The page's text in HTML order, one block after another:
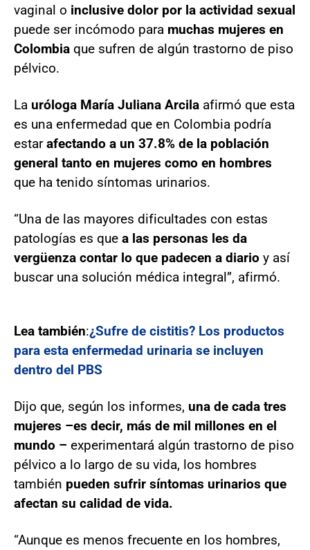
vaginal o inclusive dolor por la actividad sexual
puede ser incómodo para muchas mujeres en
Colombia que sufren de algún trastorno de piso
pélvico.
La uróloga María Juliana Arcila afirmó que esta
es una enfermedad que en Colombia podría
estarafectando a un 37.8% de la población
general tanto en mujeres como en hombres
que ha tenido síntomas urinarios.
“Una de las mayores dificultades con estas
patologías es que a las personas les da
vergüenza contar lo que padecen a diario y así
buscar una solución médica integral”, afirmó.
Lea también:¿Sufre de cistitis? Los productos
para esta enfermedad urinaria se incluyen
dentro del PBS
Dijo que, según los informes, una de cada tres
mujeres –es decir, más de mil millones en el
mundo – experimentará algún trastorno de piso
pélvico a lo largo de su vida, los hombres
también pueden sufrir síntomas urinarios que
afectan su calidad de vida.
“Aunque es menos frecuente en los hombres,